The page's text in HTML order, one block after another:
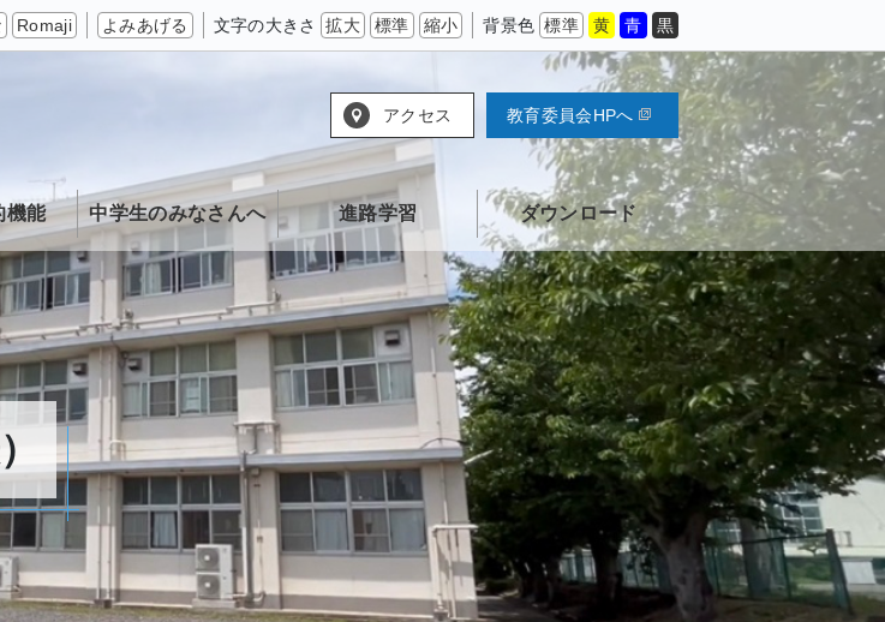
Romaji よみあげる 文字の大きさ 拡大 標準 縮小 背景色 標準 黄 青 黒
アクセス 教育委員会HPへ
機能 中学生のみなさんへ 進路学習 ダウンロード